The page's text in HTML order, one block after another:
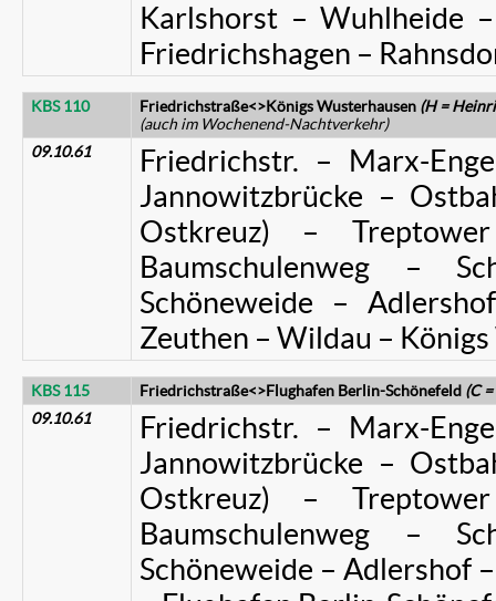
Karlshorst – Wuhlheide
Friedrichshagen –
KBS 110 Friedrichstraße<>Königs Wusterhausen (H =
(auch im Wochenend-Nachtverkehr)
09.10.61
Friedrichstr. – Marx-
Jannowitzbrücke –
Ostkreuz) –
Baumschulenweg –
Schöneweide –
Zeuthen – Wildau –
KBS 115 Friedrichstraße<>Flughafen Berlin-Schönefeld (C
09.10.61
Friedrichstr. – Marx-
Jannowitzbrücke –
Ostkreuz) –
Baumschulenweg –
Schöneweide – Adlershof